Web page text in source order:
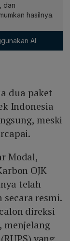
dan
hasilnya.
AI
dua paket
Indonesia
meski
Modal,
OJK
telah
resmi.
direksi
menjelang
yang